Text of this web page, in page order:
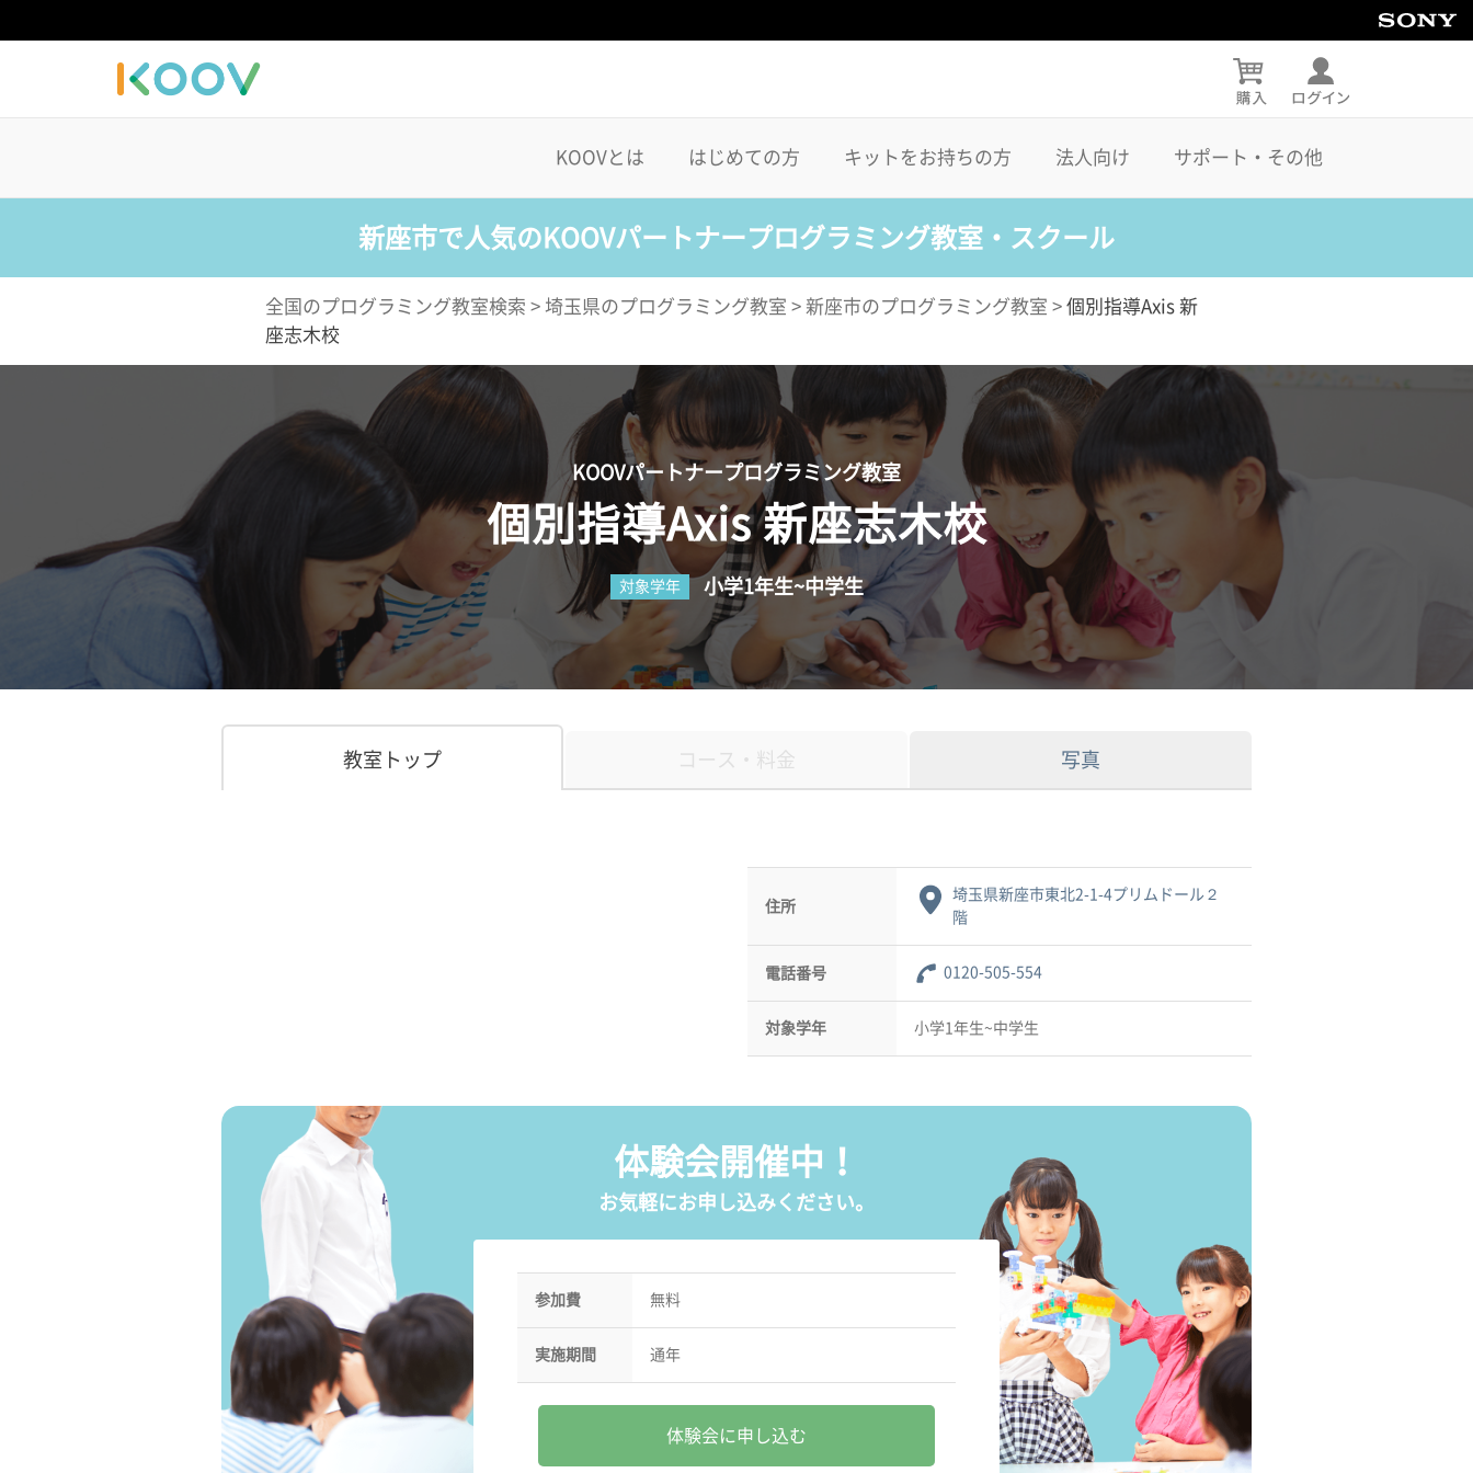
KOOVとは はじめての方 キットをお持ちの方 法人向け サポート・その他
新座市で人気のKOOVパートナープログラミング教室・スクール
全国のプログラミング教室検索 > 埼玉県のプログラミング教室 > 新座市のプログラミング教室 > 個別指導Axis 新
座志木校
KOOVパートナープログラミング教室
個別指導Axis 新座志木校
対象学年 小学1年生~中学生
教室トップ コース・料金 写真
住所
埼玉県新座市東北2-1-4プリムドール２
階
電話番号 0120-505-554
対象学年 小学1年生~中学生
体験会開催中！
お気軽にお申し込みください。
参加費 無料
実施期間 通年
体験会に申し込む